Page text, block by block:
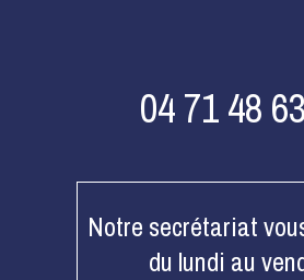
04 71 48
Notre secrétariat
du lundi au